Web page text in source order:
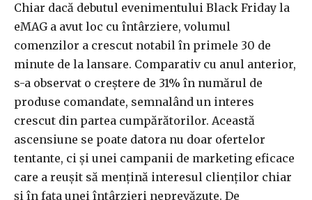
Chiar dacă debutul evenimentului Black Friday la
eMAG a avut loc cu întârziere, volumul
comenzilor a crescut notabil în primele 30 de
minute de la lansare. Comparativ cu anul anterior,
s-a observat o creștere de 31% în numărul de
produse comandate, semnalând un interes
crescut din partea cumpărătorilor. Această
ascensiune se poate datora nu doar ofertelor
tentante, ci și unei campanii de marketing eficace
care a reușit să mențină interesul clienților chiar
și în fața unei întârzieri neprevăzute. De